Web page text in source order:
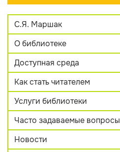
С.Я. Маршак
О библиотеке
Доступная среда
Как стать читателем
Услуги библиотеки
Часто задаваемые вопросы
Новости